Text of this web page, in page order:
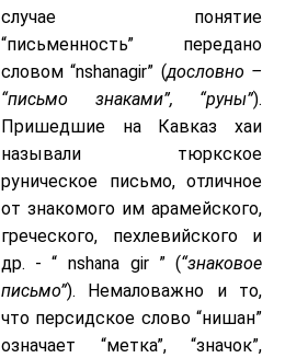
случае понятие
“письменность” передано
словом “nshanagir” (дословно –
“письмо знаками”, “руны”).
Пришедшие на Кавказ хаи
называли тюркское
руническое письмо, отличное
от знакомого им арамейского,
греческого, пехлевийского и
др. - “ nshana gir ” (“знаковое
письмо”). Немаловажно и то,
что персидское слово “нишан”
означает “метка”, “значок”,